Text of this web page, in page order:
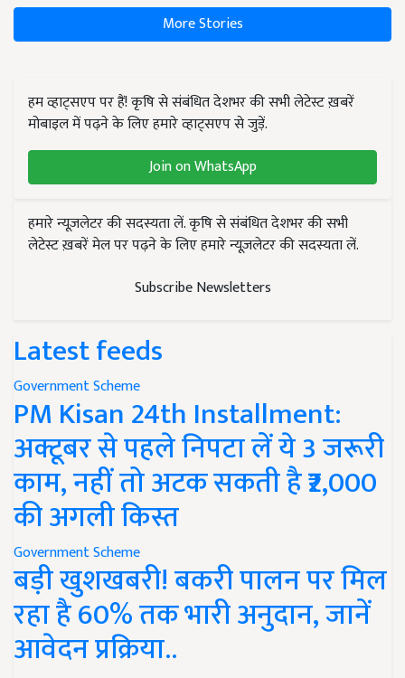
More Stories
हम व्हाट्सएप पर हैं! कृषि से संबंधित देशभर की सभी लेटेस्ट ख़बरें
मोबाइल में पढ़ने के लिए हमारे व्हाट्सएप से जुड़ें.
Join on WhatsApp
हमारे न्यूज़लेटर की सदस्यता लें. कृषि से संबंधित देशभर की सभी
लेटेस्ट ख़बरें मेल पर पढ़ने के लिए हमारे न्यूज़लेटर की सदस्यता लें.
Subscribe Newsletters
Latest feeds
Government Scheme
PM Kisan 24th Installment:
अक्टूबर से पहले निपटा लें ये 3 जरूरी
काम, नहीं तो अटक सकती है ₹2,000
की अगली किस्त
Government Scheme
बड़ी खुशखबरी! बकरी पालन पर मिल
रहा है 60% तक भारी अनुदान, जानें
आवेदन प्रक्रिया..